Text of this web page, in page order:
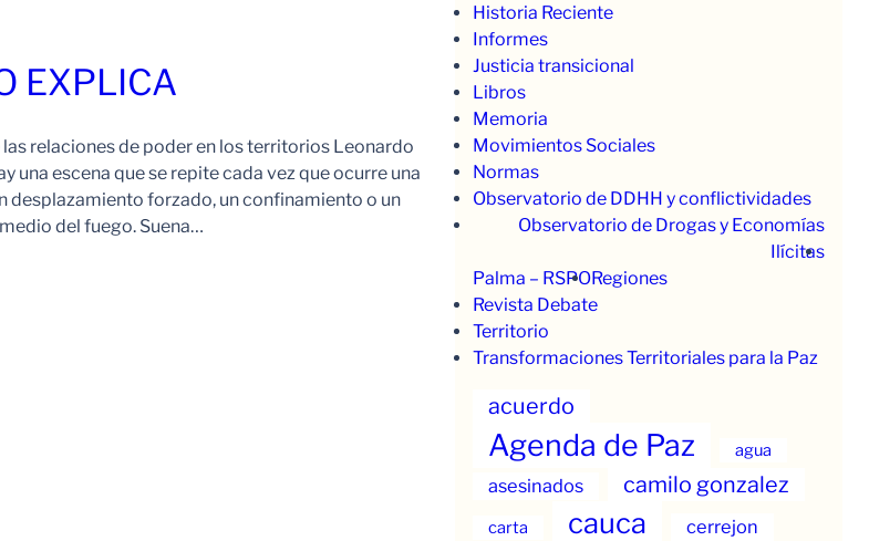
EXPLICA
relaciones de poder en los territorios Leonardo
una escena que se repite cada vez que ocurre una
desplazamiento forzado, un confinamiento o un
del fuego. Suena…
Historia Reciente
Informes
Justicia transicional
Libros
Memoria
Movimientos Sociales
Normas
Observatorio de DDHH y conflictividades
Observatorio de Drogas y Economías
Ilícitas
Palma – RSPORegiones
Revista Debate
Territorio
Transformaciones Territoriales para la Paz
acuerdo
Agenda de Paz agua
asesinados camilo gonzalez
carta cauca cerrejon